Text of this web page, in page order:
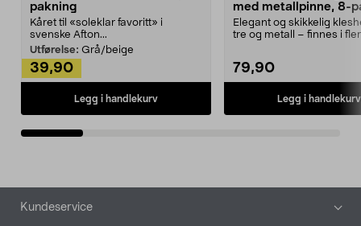
pakning
Kåret til «soleklar favoritt» i
svenske Afton...
Utførelse: Grå/beige
39,90
Legg i handlekurv
med metallpinne, 8-
Elegant og skikkelig
tre og metall – finnes i
79,90
Legg i handlekurv
Bunntekst
Kundeservice